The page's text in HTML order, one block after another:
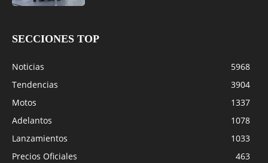
SECCIONES TOP
Noticias
5968
Tendencias
3904
Motos
1337
Adelantos
1078
Lanzamientos
1033
Precios Oficiales
463